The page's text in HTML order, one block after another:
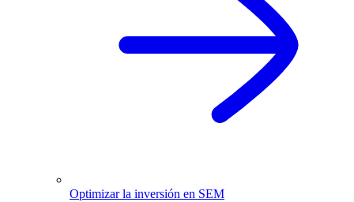
Optimizar la inversión en SEM